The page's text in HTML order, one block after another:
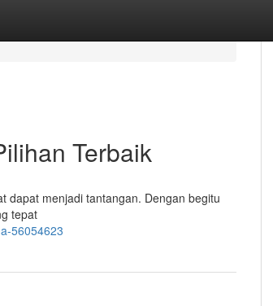
Terbaik
dapat menjadi tantangan. Dengan begitu
tepat
56054623